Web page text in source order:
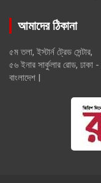
আমাদের ঠিকানা
৫ম তলা, ইস্টার্ন ট্রেড সেন্টার,
৫৬ ইনার সার্কুলার রোড, ঢাকা
বাংলাদেশ |